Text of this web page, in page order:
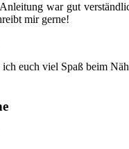
war gut
mir gerne!
ich euch viel Spaß beim